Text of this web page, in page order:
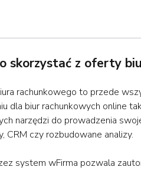
skorzystać z oferty
rachunkowego to przede
dla biur rachunkowych online
narzędzi do prowadzenia
CRM czy rozbudowane analizy.
system wFirma pozwala